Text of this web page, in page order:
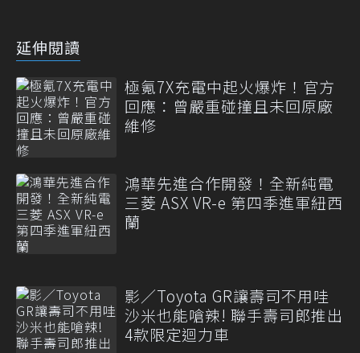
延伸閱讀
極氪7X充電中起火爆炸！官方
回應：曾嚴重碰撞且未回原廠
維修
鴻華先進合作開發！全新純電
三菱 ASX VR-e 第四季進軍紐西
蘭
影／Toyota GR讓壽司不用哇
沙米也能嗆辣! 聯手壽司郎推出
4款限定迴力車